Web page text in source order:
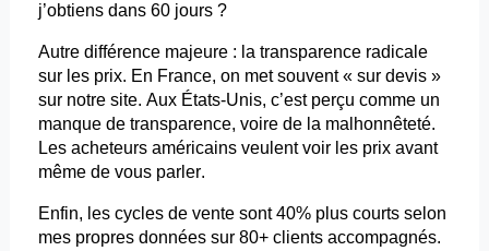
j’obtiens dans 60 jours ?
Autre différence majeure : la transparence radicale
sur les prix. En France, on met souvent « sur devis »
sur notre site. Aux États-Unis, c’est perçu comme un
manque de transparence, voire de la malhonnêteté.
Les acheteurs américains veulent voir les prix avant
même de vous parler.
Enfin, les cycles de vente sont 40% plus courts selon
mes propres données sur 80+ clients accompagnés.